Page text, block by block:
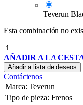
Teverun
Esta combinación no
AÑADIR A LA
Añadir a lista de deseos
Contáctenos
Marca: Teverun
Tipo de pieza: Frenos